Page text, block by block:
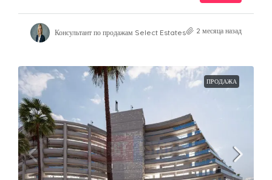
Консультант по продажам Select Estates 2 месяца назад
ПРОДАЖА